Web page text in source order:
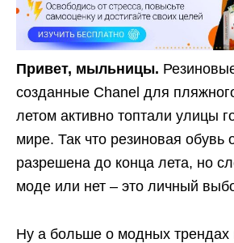
Привет, мыльницы.
созданные Chanel для
летом активно топтали улицы
мире. Так что резиновая обувь
разрешена до конца лета, но
моде или нет – это личный
Ну а больше о модных трендах